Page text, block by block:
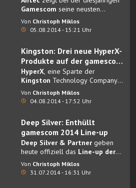
Gamescom seine neusten
Gehäuse, die neuesten
Kühlermodelle und Netzteile.
Von Christoph Miklos
05.08.2014 - 15:21 Uhr
Kingston: Drei neue HyperX-
Produkte auf der gamescom
2014
HyperX, eine Sparte der
Kingston Technology Company
Inc., stellt auf der gamescom
2014 in Köln drei neue Produkte
Nachfolgemodell der HyperX
Genesis RAM-Module – sowie
das HyperX Cloud Headset in der
White Edition.
Von Christoph Miklos
04.08.2014 - 17:52 Uhr
Deep Silver: Enthüllt
gamescom 2014 Line-up
Deep Silver & Partner geben
heute offiziell das Line-up der
gamescom 2014
Entertainmentbereich bekannt:
Von Christoph Miklos
31.07.2014 - 16:31 Uhr